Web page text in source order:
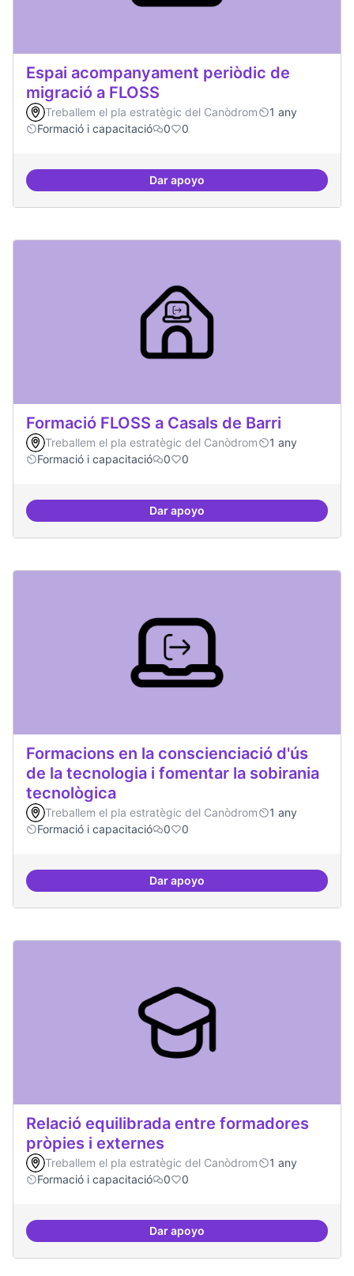
Espai acompanyament periòdic de
migració a FLOSS
Treballem el pla estratègic del Canòdrom
1 any
Formació i capacitació
0 0
Dar apoyoEspai acompanyament periòdic
Formació FLOSS a Casals de Barri
Treballem el pla estratègic del Canòdrom
1 any
Formació i capacitació
0 0
Dar apoyoFormació FLOSS a Casals de
Formacions en la conscienciació d'ús
de la tecnologia i fomentar la sobirania
tecnològica
Treballem el pla estratègic del Canòdrom
1 any
Formació i capacitació
0 0
Dar apoyoFormacions en la
Relació equilibrada entre formadores
pròpies i externes
Treballem el pla estratègic del Canòdrom
1 any
Formació i capacitació
0 0
Dar apoyoRelació equilibrada entre